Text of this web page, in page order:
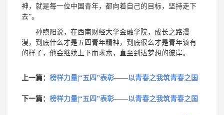
神，就是每一位中国青年，都向着自己的目标，坚持走下
去”。
孙煦阳说，在西南财经大学金融学院，成长之路漫
漫，到底什么才是五四青年精神，到底很么才是青年该有
的样子，他会继续上下而求索，直至到达梦想的彼岸。
上一篇： 榜样力量|“五四”表彰——以青春之我筑青春之国
下一篇： 榜样力量|“五四”表彰——以青春之我筑青春之国